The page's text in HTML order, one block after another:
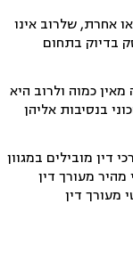
אחרת, שלרוב אינו
בדיוק בתחום
כמוה ולרוב היא
בנסיבות אליהן
דין מובילים במגוון
מהיר מעורך דין
מעורך דין